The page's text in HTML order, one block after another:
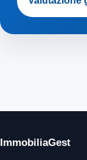
ImmobiliaGest